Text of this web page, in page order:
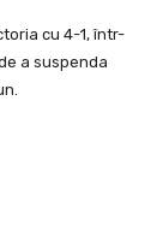
cu 4-1, într-
a suspenda